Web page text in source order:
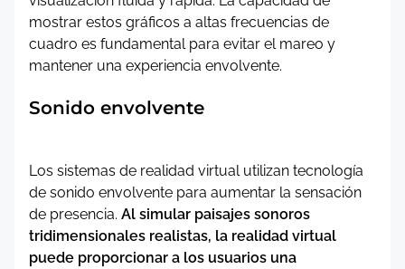
mostrar estos gráficos a altas frecuencias de
cuadro es fundamental para evitar el mareo y
mantener una experiencia envolvente.
Sonido envolvente
Los sistemas de realidad virtual utilizan tecnología
de sonido envolvente para aumentar la sensación
de presencia. Al simular paisajes sonoros
tridimensionales realistas, la realidad virtual
puede proporcionar a los usuarios una